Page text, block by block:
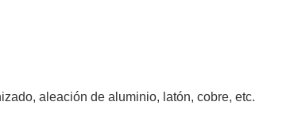
aleación de aluminio, latón, cobre, etc.